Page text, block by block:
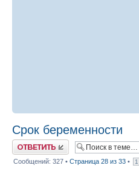
Срок беременности
Ответить
Сообщений: 327 • Страница 28 из 33 • 1